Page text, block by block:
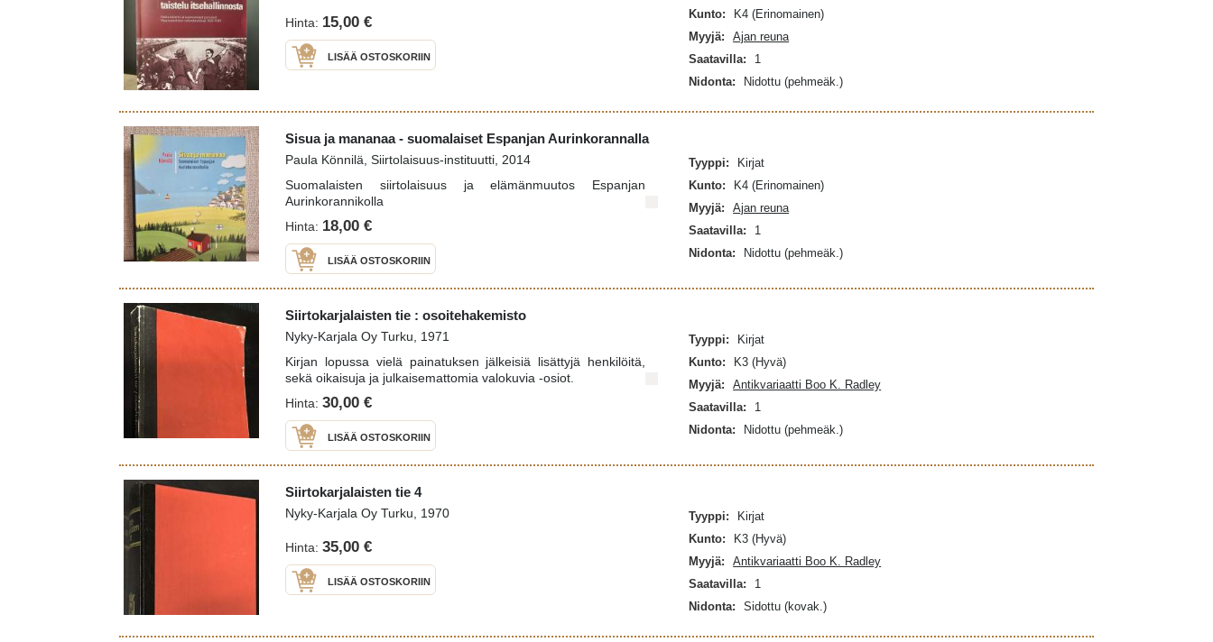
Hinta: 15,00 €
LISÄÄ OSTOSKORIIN
Kunto:
K4 (Erinomainen)
Myyjä:
Ajan reuna
Saatavilla:
1
Nidonta:
Nidottu (pehmeäk.)
Sisua ja mananaa - suomalaiset Espanjan Aurinkorannalla
Paula Könnilä, Siirtolaisuus-instituutti, 2014
Suomalaisten siirtolaisuus ja elämänmuutos Espanjan
Aurinkorannikolla
Hinta: 18,00 €
LISÄÄ OSTOSKORIIN
Tyyppi:
Kirjat
Kunto:
K4 (Erinomainen)
Myyjä:
Ajan reuna
Saatavilla:
1
Nidonta:
Nidottu (pehmeäk.)
Siirtokarjalaisten tie : osoitehakemisto
Nyky-Karjala Oy Turku, 1971
Kirjan lopussa vielä painatuksen jälkeisiä lisättyjä henkilöitä,
sekä oikaisuja ja julkaisemattomia valokuvia -osiot.
Hinta: 30,00 €
LISÄÄ OSTOSKORIIN
Tyyppi:
Kirjat
Kunto:
K3 (Hyvä)
Myyjä:
Antikvariaatti Boo K. Radley
Saatavilla:
1
Nidonta:
Nidottu (pehmeäk.)
Siirtokarjalaisten tie 4
Nyky-Karjala Oy Turku, 1970
Hinta: 35,00 €
LISÄÄ OSTOSKORIIN
Tyyppi:
Kirjat
Kunto:
K3 (Hyvä)
Myyjä:
Antikvariaatti Boo K. Radley
Saatavilla:
1
Nidonta:
Sidottu (kovak.)